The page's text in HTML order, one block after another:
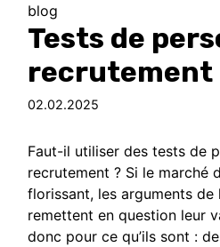
blog
Tests de
recrutement
02.02.2025
Faut-il utiliser des tests de
recrutement ? Si le marché
florissant, les arguments de
remettent en question leur
donc pour ce qu’ils sont :